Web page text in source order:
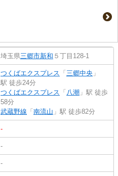
埼玉県三郷市新和 ５丁目128-1
つくばエクスプレス 「 三郷中央 」
駅 徒歩24分
つくばエクスプレス 「 八潮 」駅 徒歩
58分
武蔵野線 「 南流山 」駅 徒歩82分
-
-
-